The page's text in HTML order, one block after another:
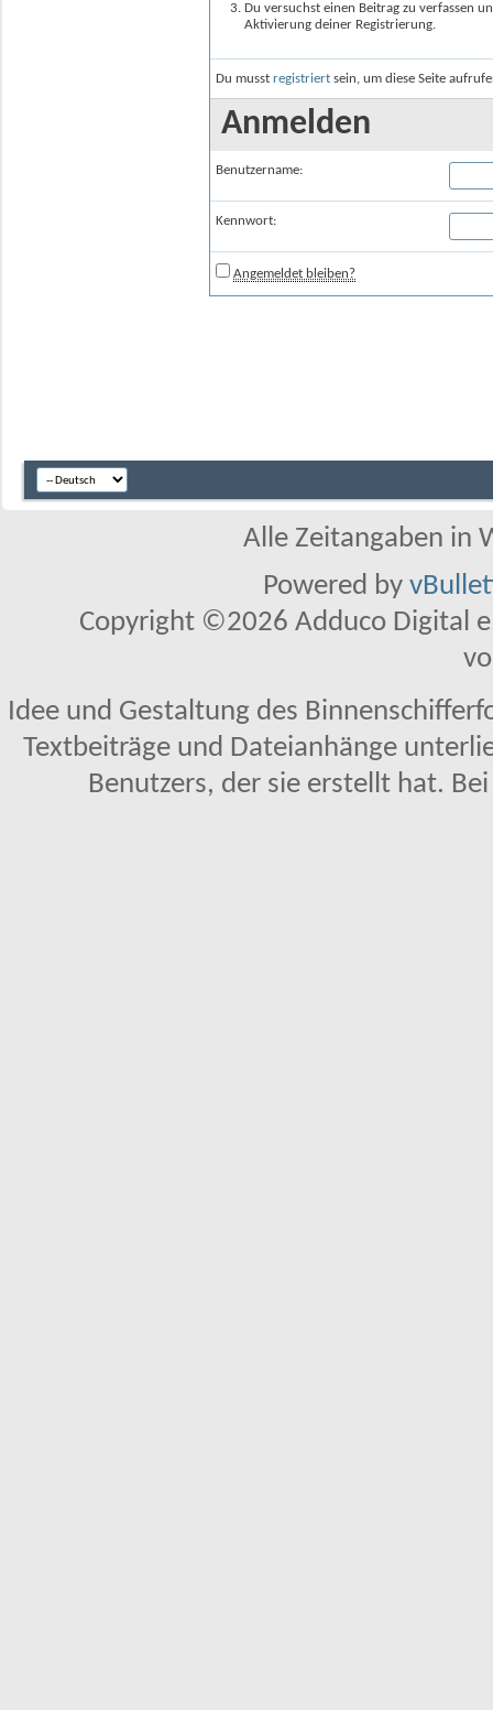
Du versuchst einen Beitrag zu verfassen
Aktivierung deiner Registrierung.
Du musst registriert sein, um diese Seite
Anmelden
Benutzername:
Kennwort:
Angemeldet bleiben?
Alle Zeitangaben in
Powered by
Copyright ©2026 Adduco Digital
Idee und Gestaltung des
Textbeiträge und Dateianhänge
Benutzers, der sie erstellt hat.